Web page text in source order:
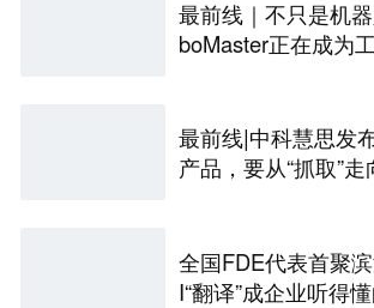
最前线｜不只是机
boMaster正在成为
最前线|中科慧思发
产品，要从“抓取”
全国FDE代表首聚
I“翻译”成企业听得